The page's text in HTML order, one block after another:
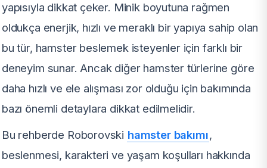
yapısıyla dikkat çeker. Minik boyutuna rağmen
oldukça enerjik, hızlı ve meraklı bir yapıya sahip olan
bu tür, hamster beslemek isteyenler için farklı bir
deneyim sunar. Ancak diğer hamster türlerine göre
daha hızlı ve ele alışması zor olduğu için bakımında
bazı önemli detaylara dikkat edilmelidir.
Bu rehberde Roborovski hamster bakımı,
beslenmesi, karakteri ve yaşam koşulları hakkında